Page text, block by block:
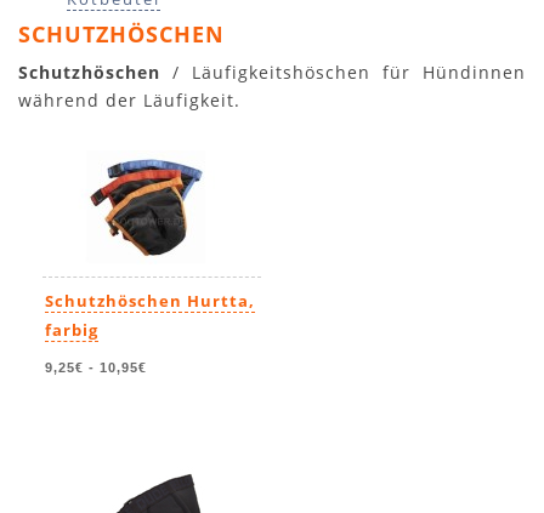
SCHUTZHÖSCHEN
Schutzhöschen / Läufigkeitshöschen für Hündinnen
während der Läufigkeit.
Schutzhöschen Hurtta,
farbig
9,25€ - 10,95€